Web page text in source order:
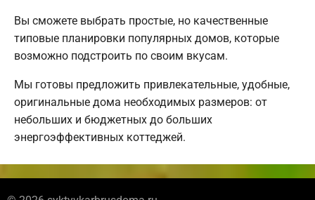
Вы сможете выбрать простые, но качественные
типовые планировки популярных домов, которые
возможно подстроить по своим вкусам.
Мы готовы предложить привлекательные, удобные,
оригинальные дома необходимых размеров: от
небольших и бюджетных до больших
энергоэффективных коттеджей.